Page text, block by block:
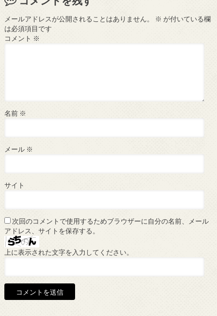
メールアドレスが公開されることはありません。 ※ が付いている欄
は必須項目です
コメント ※
名前 ※
メール ※
サイト
次回のコメントで使用するためブラウザーに自分の名前、メール
アドレス、サイトを保存する。
上に表示された文字を入力してください。